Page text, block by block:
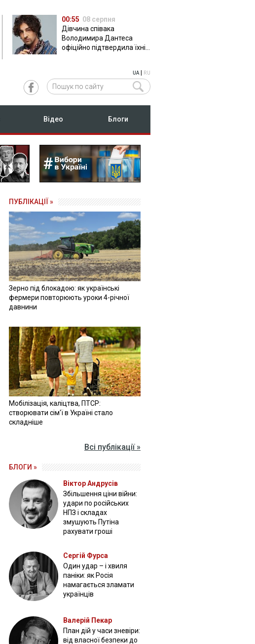
00:55 08 серпня
Дівчина співака
Володимира Дантеса
офіційно підтвердила їхні
UA| RU
Відео Блоги
ПУБЛІКАЦІЇ »
Зерно під блокадою: як українські
фермери повторюють уроки 4-річної
давнини
Мобілізація, каліцтва, ПТСР:
створювати сім'ї в Україні стало
складніше
Всі публікації »
БЛОГИ »
Віктор Андрусів
Збільшення ціни війни:
удари по російських
НПЗ і складах
змушують Путіна
рахувати гроші
Сергій Фурса
Один удар – і хвиля
паніки: як Росія
намагається зламати
українців
Валерій Пекар
План дій у часи зневіри:
від власної безпеки до